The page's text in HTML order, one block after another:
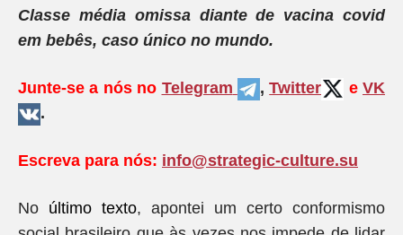
Classe média omissa diante de vacina covid
em bebês, caso único no mundo.
Junte-se a nós no Telegram ,Twitter e VK
.
Escreva para nós: info@strategic-culture.su
No último texto, apontei um certo conformismo